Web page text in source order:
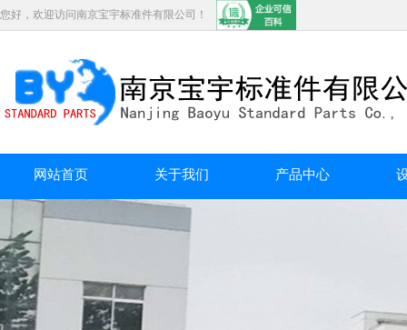
您好，欢迎访问南京宝宇标准件有限公司！
网站首页 关于我们 产品中心